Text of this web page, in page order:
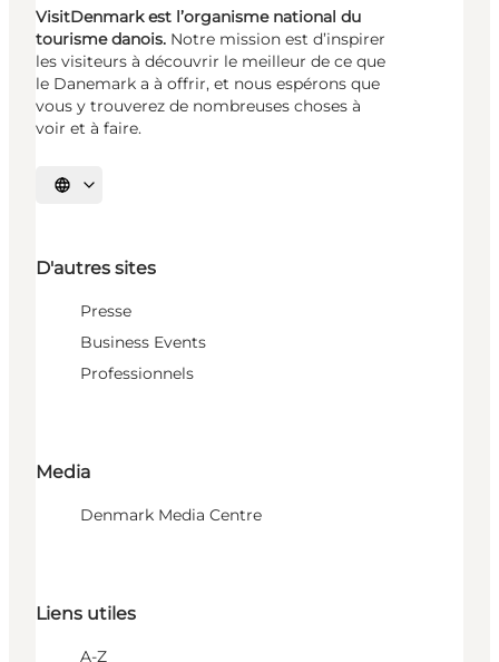
VisitDenmark est l’organisme national du
tourisme danois. Notre mission est d’inspirer
les visiteurs à découvrir le meilleur de ce que
le Danemark a à offrir, et nous espérons que
vous y trouverez de nombreuses choses à
voir et à faire.
Choisissez la langue
D'autres sites
Presse
Business Events
Professionnels
Media
Denmark Media Centre
Liens utiles
A-Z